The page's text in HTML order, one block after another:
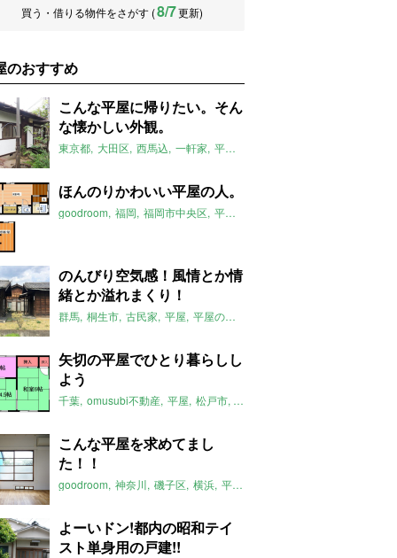
買う・借りる物件をさがす (8/7更新)
のおすすめ
こんな平屋に帰りたい。そん
な懐かしい外観。
東京都 大田区 西馬込 一軒家 平屋
ほんのりかわいい平屋の人。
goodroom 福岡 福岡市中央区 平屋
のんびり空気感！風情とか情
緒とか溢れまくり！
群馬 桐生市 古民家 平屋 平屋のおすすめ
矢切の平屋でひとり暮らしし
よう
千葉 omusubi不動産 平屋 松戸市 平屋のおすすめ
こんな平屋を求めてまし
た！！
goodroom 神奈川 磯子区 横浜 平屋
よーいドン!都内の昭和テイ
スト単身用の戸建!!